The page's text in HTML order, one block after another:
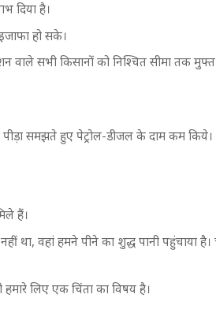
दिया है।
हो सके।
वाले सभी किसानों को निश्चित सीमा तक
समझते हुए पेट्रोल-डीजल के दाम कम किये।
हैं।
था, वहां हमने पीने का शुद्ध पानी पहुंचाया है।
लिए एक चिंता का विषय है।